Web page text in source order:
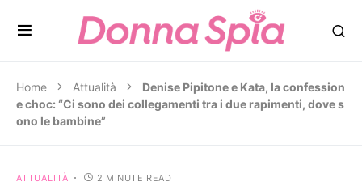
Home Attualità
Denise Pipitone e Kata, la confession
e choc: “Ci sono dei collegamenti tra i due rapimenti, dove s
ono le bambine”
ATTUALITÀ 2 MINUTE READ